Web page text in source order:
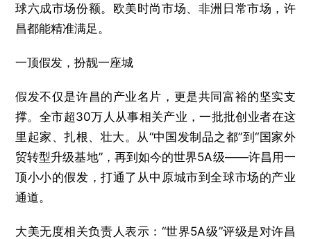
球六成市场份额。欧美时尚市场、非洲日常市场，许
昌都能精准满足。
一顶假发，扮靓一座城
假发不仅是许昌的产业名片，更是共同富裕的坚实支
撑。全市超30万人从事相关产业，一批批创业者在这
里起家、扎根、壮大。从“中国发制品之都”到“国家外
贸转型升级基地”，再到如今的世界5A级——许昌用一
顶小小的假发，打通了从中原城市到全球市场的产业
通道。
大美无度相关负责人表示：“世界5A级”评级是对许昌